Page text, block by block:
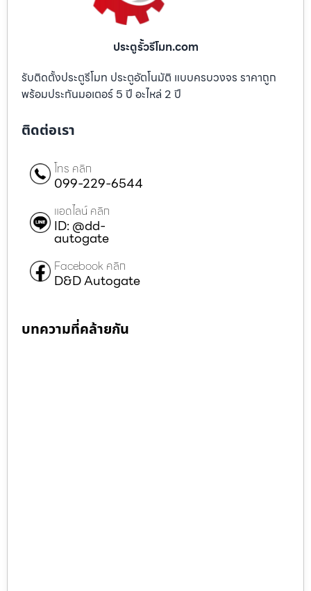
ประตูรั้วรีโมท.com
รับติดตั้งประตูรีโมท ประตูอัตโนมัติ แบบครบวงจร ราคาถูก
พร้อมประกันมอเตอร์ 5 ปี อะไหล่ 2 ปี
ติดต่อเรา
โทร คลิก
099-229-6544
แอดไลน์ คลิก
ID: @dd-
autogate
Facebook คลิก
D&D Autogate
บทความที่คล้ายกัน